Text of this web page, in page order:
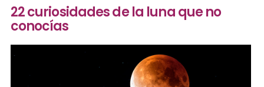
22 curiosidades de la luna que no
conocías